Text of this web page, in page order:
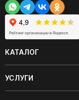
КАТАЛОГ
УСЛУГИ